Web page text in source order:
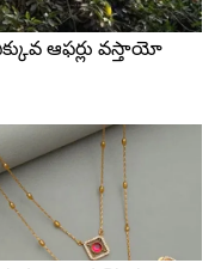
చెమటలు
బోల్డ్ పోటోషూట్లతో
పడుకుండా
బ్యూటీ.